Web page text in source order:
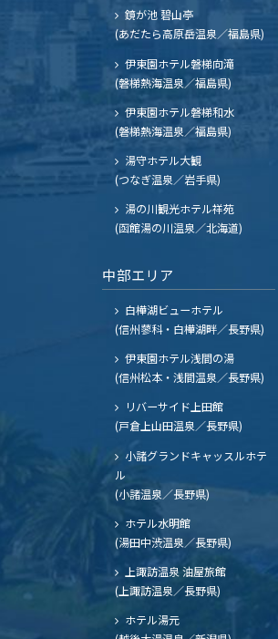
鏡が池 碧山亭
(あだたら高原岳温泉／福島県)
伊東園ホテル磐梯向滝
(磐梯熱海温泉／福島県)
伊東園ホテル磐梯和水
(磐梯熱海温泉／福島県)
湯守ホテル大観
(つなぎ温泉／岩手県)
湯の川観光ホテル祥苑
(函館湯の川温泉／北海道)
中部エリア
白樺湖ビューホテル
(信州蓼科・白樺湖畔／長野県)
伊東園ホテル浅間の湯
(信州松本・浅間温泉／長野県)
リバーサイド上田館
(戸倉上山田温泉／長野県)
小諸グランドキャッスルホテ
ル
(小諸温泉／長野県)
ホテル水明館
(湯田中渋温泉／長野県)
上諏訪温泉 油屋旅館
(上諏訪温泉／長野県)
ホテル湯元